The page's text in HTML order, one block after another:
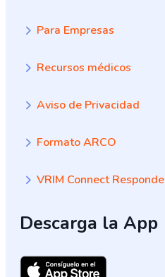
Para Empresas
Recursos médicos
Aviso de Privacidad
Formato ARCO
VRIM Connect Responde
Descarga la App